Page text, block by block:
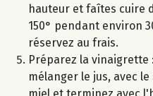
hauteur et faîtes cuire
150° pendant environ
réservez au frais.
Préparez la vinaigrette
mélanger le jus, avec